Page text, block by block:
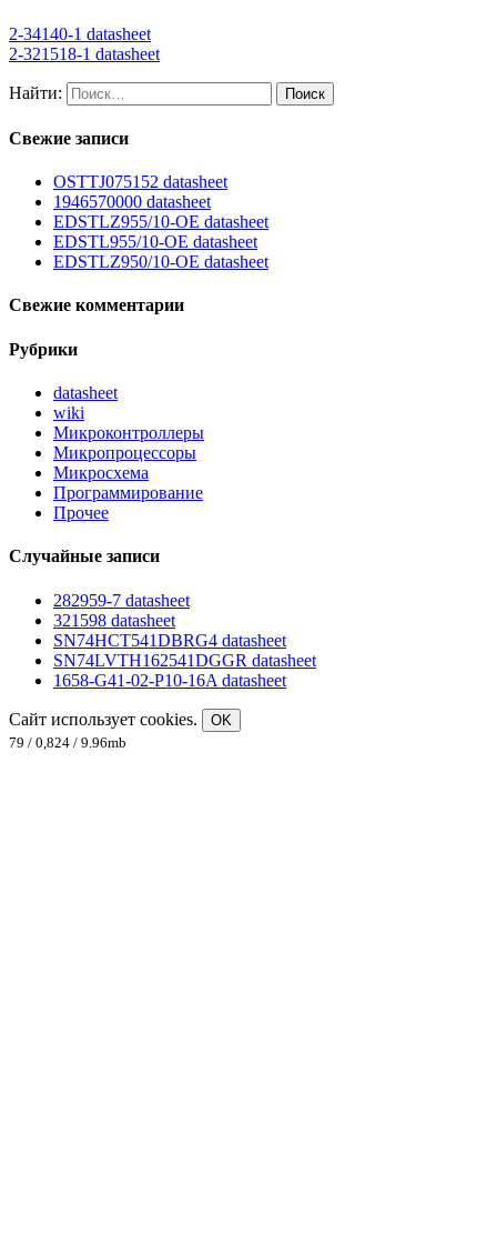
2-34140-1 datasheet
2-321518-1 datasheet
Найти:
Свежие записи
OSTTJ075152 datasheet
1946570000 datasheet
EDSTLZ955/10-OE datasheet
EDSTL955/10-OE datasheet
EDSTLZ950/10-OE datasheet
Свежие комментарии
Рубрики
datasheet
wiki
Микроконтроллеры
Микропроцессоры
Микросхема
Программирование
Прочее
Случайные записи
282959-7 datasheet
321598 datasheet
SN74HCT541DBRG4 datasheet
SN74LVTH162541DGGR datasheet
1658-G41-02-P10-16A datasheet
Сайт использует cookies.
OK
79 / 0,824 / 9.96mb